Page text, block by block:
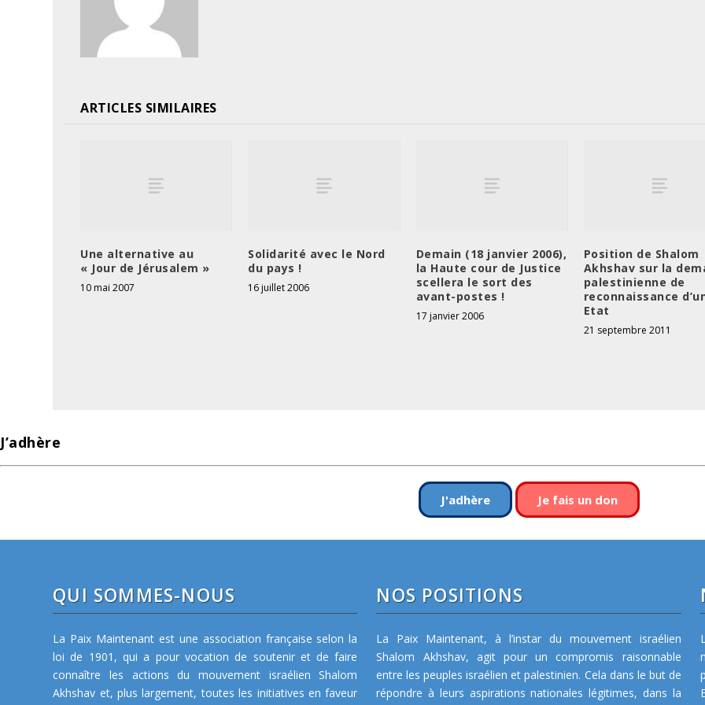
ARTICLES SIMILAIRES
Une alternative au
« Jour de Jérusalem »
10 mai 2007
Solidarité avec le Nord
du pays !
16 juillet 2006
Demain (18 janvier 2006),
la Haute cour de Justice
scellera le sort des
avant-postes !
17 janvier 2006
Position de Shalom
Akhshav sur la
palestinienne de
reconnaissance
Etat
21 septembre 2011
J’adhère
J'adhère Je fais un don
QUI SOMMES-NOUS
La Paix Maintenant est une association française selon la
loi de 1901, qui a pour vocation de soutenir et de faire
connaître les actions du mouvement israélien Shalom
Akhshav et, plus largement, toutes les initiatives en faveur
NOS POSITIONS
La Paix Maintenant, à l’instar du mouvement israélien
Shalom Akhshav, agit pour un compromis raisonnable
entre les peuples israélien et palestinien. Cela dans le but de
répondre à leurs aspirations nationales légitimes, dans la